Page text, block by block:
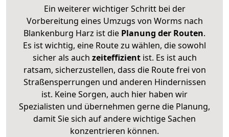
Ein weiterer wichtiger Schritt bei der
Vorbereitung eines Umzugs von Worms nach
Blankenburg Harz ist die Planung der Routen.
Es ist wichtig, eine Route zu wählen, die sowohl
sicher als auch zeiteffizientist. Es ist auch
ratsam, sicherzustellen, dass die Route frei von
Straßensperrungen und anderen Hindernissen
ist. Keine Sorgen, auch hier haben wir
Spezialisten und übernehmen gerne die Planung,
damit Sie sich auf andere wichtige Sachen
konzentrieren können.